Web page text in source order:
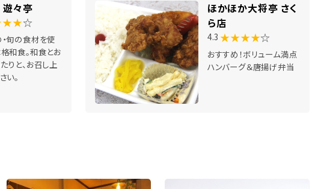
々亭
☆
旬の食材を使
和食。和食とお
りと、お召し上
い。
ほかほか大将亭 さく
ら店
4.3 ★★★★☆
おすすめ！ボリューム満点
ハンバーグ＆唐揚げ弁当